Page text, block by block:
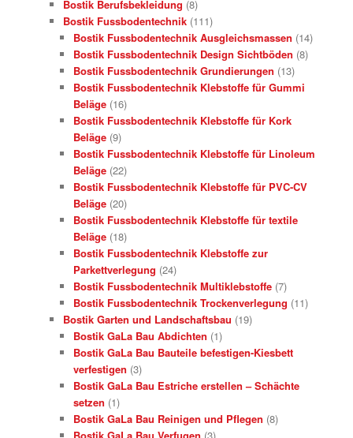
Bostik Berufsbekleidung (8)
Bostik Fussbodentechnik (111)
Bostik Fussbodentechnik Ausgleichsmassen (14)
Bostik Fussbodentechnik Design Sichtböden (8)
Bostik Fussbodentechnik Grundierungen (13)
Bostik Fussbodentechnik Klebstoffe für Gummi
Beläge (16)
Bostik Fussbodentechnik Klebstoffe für Kork
Beläge (9)
Bostik Fussbodentechnik Klebstoffe für Linoleum
Beläge (22)
Bostik Fussbodentechnik Klebstoffe für PVC-CV
Beläge (20)
Bostik Fussbodentechnik Klebstoffe für textile
Beläge (18)
Bostik Fussbodentechnik Klebstoffe zur
Parkettverlegung (24)
Bostik Fussbodentechnik Multiklebstoffe (7)
Bostik Fussbodentechnik Trockenverlegung (11)
Bostik Garten und Landschaftsbau (19)
Bostik GaLa Bau Abdichten (1)
Bostik GaLa Bau Bauteile befestigen-Kiesbett
verfestigen (3)
Bostik GaLa Bau Estriche erstellen – Schächte
setzen (1)
Bostik GaLa Bau Reinigen und Pflegen (8)